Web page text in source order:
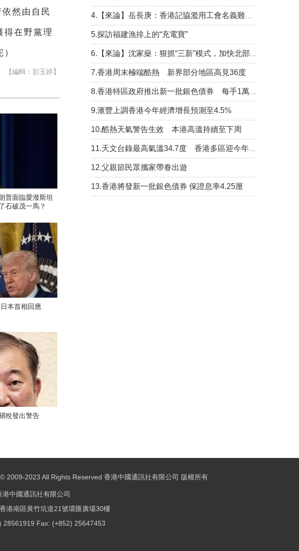
然由自民
得在野黨理
【編輯：彭玉婷】
普面臨愛潑斯坦
石破茂一馬？
本首相回應
稅發出警告
5.探訪福建漁排上的“充電寶”
7.香港周末極端酷熱 新界部分地區高見36度
9.滙豐上調香港今年經濟增長預測至4.5%
10.酷熱天氣警告生效 本港高溫持續至下周
12.父親節民眾攜家帶眷出遊
13.香港將發新一批銀色債券 保證息率4.25厘
2009-2023 All Rights Reserved 香港中國通訊社有限公司 版權所有
港中國通訊社有限公司
港南區黃竹坑道21號環匯廣場30樓
28561919 Fax: (+852) 25647453